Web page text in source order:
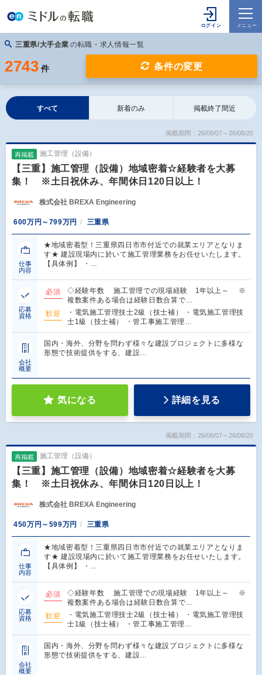
三重県/大手企業 の転職・求人情報一覧
2743 件 条件の変更
すべて 新着のみ 掲載終了間近
掲載期間：26/08/07～26/08/20
再掲載 施工管理（設備）
【三重】施工管理（設備）地域密着☆経験者を大募
集！ ※土日祝休み、年間休日120日以上！
株式会社 BREXA Engineering
600万円～799万円 三重県
仕事
内容
★地域密着型！三重県四日市市付近での就業エリアとなりま
す★ 建設現場内に於いて施工管理業務をお任せいたします。
【具体例】 ・…
応募
資格
必須
◇経験年数 施工管理での現場経験 1年以上～ ※
複数案件ある場合は経験日数合算で…
歓迎
・電気施工管理技士2級（技士補） ・電気施工管理技
士1級（技士補） ・管工事施工管理…
会社
概要
国内・海外、分野を問わず様々な建設プロジェクトに多様な
形態で技術提供をする、建設…
気になる 詳細を見る
掲載期間：26/08/07～26/08/20
再掲載 施工管理（設備）
【三重】施工管理（設備）地域密着☆経験者を大募
集！ ※土日祝休み、年間休日120日以上！
株式会社 BREXA Engineering
450万円～599万円 三重県
仕事
内容
★地域密着型！三重県四日市市付近での就業エリアとなりま
す★ 建設現場内に於いて施工管理業務をお任せいたします。
【具体例】 ・…
応募
資格
必須
◇経験年数 施工管理での現場経験 1年以上～ ※
複数案件ある場合は経験日数合算で…
歓迎
・電気施工管理技士2級（技士補） ・電気施工管理技
士1級（技士補） ・管工事施工管理…
会社
概要
国内・海外、分野を問わず様々な建設プロジェクトに多様な
形態で技術提供をする、建設…